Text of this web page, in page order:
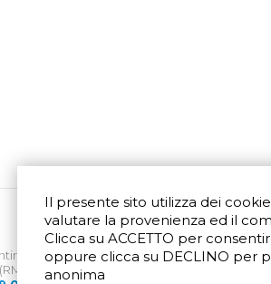
Il presente sito utilizza dei
valutare la provenienza ed il
Clicca su ACCETTO per
oppure clicca su DECLINO per
anonima
583
00128
Via San Crispino 64